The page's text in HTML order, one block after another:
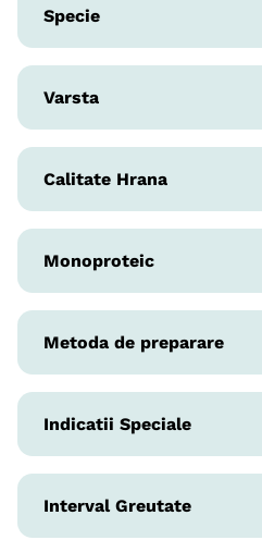
Specie
Pisici
Varsta
Adult
Adult (Sterilizat)
Senior
Calitate Hrana
Super-Premium
Monoproteic
Nu
Metoda de preparare
Uscata prin
Indicatii Speciale
Sistem Digestiv &
Probiotice
Interval Greutate